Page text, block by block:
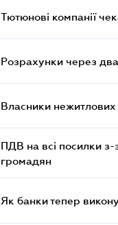
Тютюнові компанії
Розрахунки через
Власники
ПДВ на всі посилки з-
громадян
Як банки тепер